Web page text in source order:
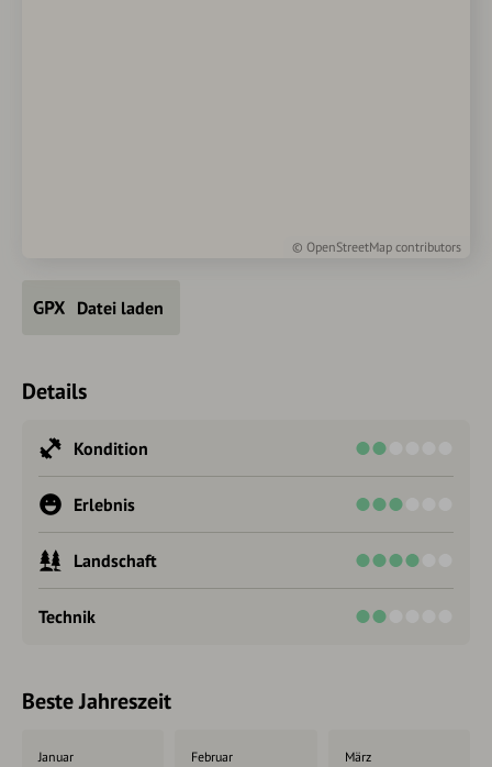
© OpenStreetMap contributors
Datei laden
Details
Kondition
Erlebnis
Landschaft
Technik
Beste Jahreszeit
Januar Februar März